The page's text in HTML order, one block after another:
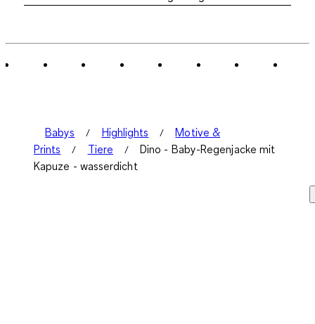
Babys Highlights
Motive &
Prints
Tiere
Dino - Baby-Regenjacke mit
Kapuze - wasserdicht